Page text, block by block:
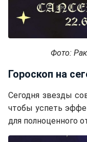
Фото:
Гороскоп на
Сегодня звезды
чтобы успеть
для полноценного